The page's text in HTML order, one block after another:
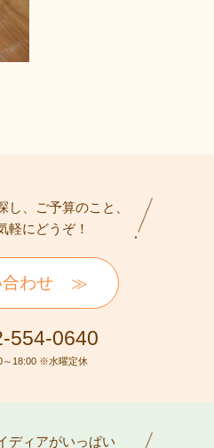
し、ご予算のこと、
軽にどうぞ！
わせ
554-0640
～18:00 ※水曜定休
ディアがいっぱい